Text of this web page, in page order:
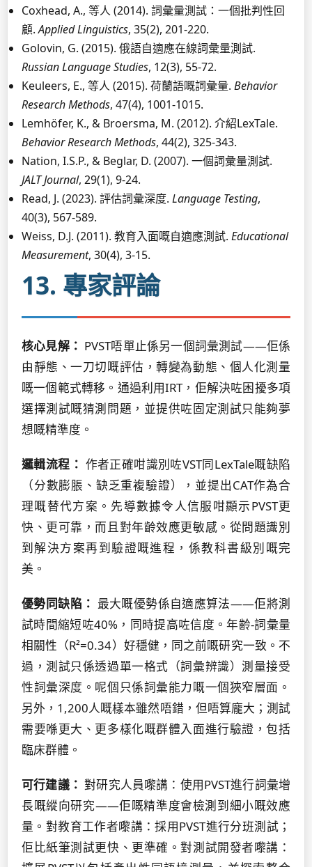
Coxhead, A., 等人 (2014). 詞彙量測試：一個批判性回
顧.Applied Linguistics, 35(2), 201-220.
Golovin, G. (2015). 俄語自適應在線詞彙量測試.
Russian Language Studies, 12(3), 55-72.
Keuleers, E., 等人 (2015). 荷蘭語嘅詞彙量. Behavior
Research Methods, 47(4), 1001-1015.
Lemhöfer, K., & Broersma, M. (2012). 介紹LexTale.
Behavior Research Methods, 44(2), 325-343.
Nation, I.S.P., & Beglar, D. (2007). 一個詞彙量測試.
JALT Journal, 29(1), 9-24.
Read, J. (2023). 評估詞彙深度. Language Testing,
40(3), 567-589.
Weiss, D.J. (2011). 教育入面嘅自適應測試. Educational
Measurement, 30(4), 3-15.
13. 專家評論
核心見解： PVST唔單止係另一個詞彙測試——佢係
由靜態、一刀切嘅評估，轉變為動態、個人化測量
嘅一個範式轉移。通過利用IRT，佢解決咗困擾多項
選擇測試嘅猜測問題，並提供咗固定測試只能夠夢
想嘅精準度。
邏輯流程： 作者正確咁識別咗VST同LexTale嘅缺陷
（分數膨脹、缺乏重複驗證），並提出CAT作為合
理嘅替代方案。先導數據令人信服咁顯示PVST更
快、更可靠，而且對年齡效應更敏感。從問題識別
到解決方案再到驗證嘅進程，係教科書級別嘅完
美。
優勢同缺陷： 最大嘅優勢係自適應算法——佢將測
試時間縮短咗40%，同時提高咗信度。年齡-詞彙量
相關性（R²=0.34）好穩健，同之前嘅研究一致。不
過，測試只係透過單一格式（詞彙辨識）測量接受
性詞彙深度。呢個只係詞彙能力嘅一個狹窄層面。
另外，1,200人嘅樣本雖然唔錯，但唔算龐大；測試
需要喺更大、更多樣化嘅群體入面進行驗證，包括
臨床群體。
可行建議： 對研究人員嚟講：使用PVST進行詞彙增
長嘅縱向研究——佢嘅精準度會檢測到細小嘅效應
量。對教育工作者嚟講：採用PVST進行分班測試；
佢比紙筆測試更快、更準確。對測試開發者嚟講：